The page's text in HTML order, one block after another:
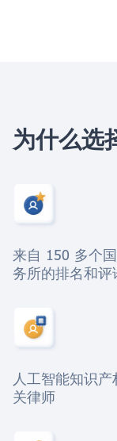
为什么选
来自 150 多个
务所的排名和评
人工智能知识
关律师